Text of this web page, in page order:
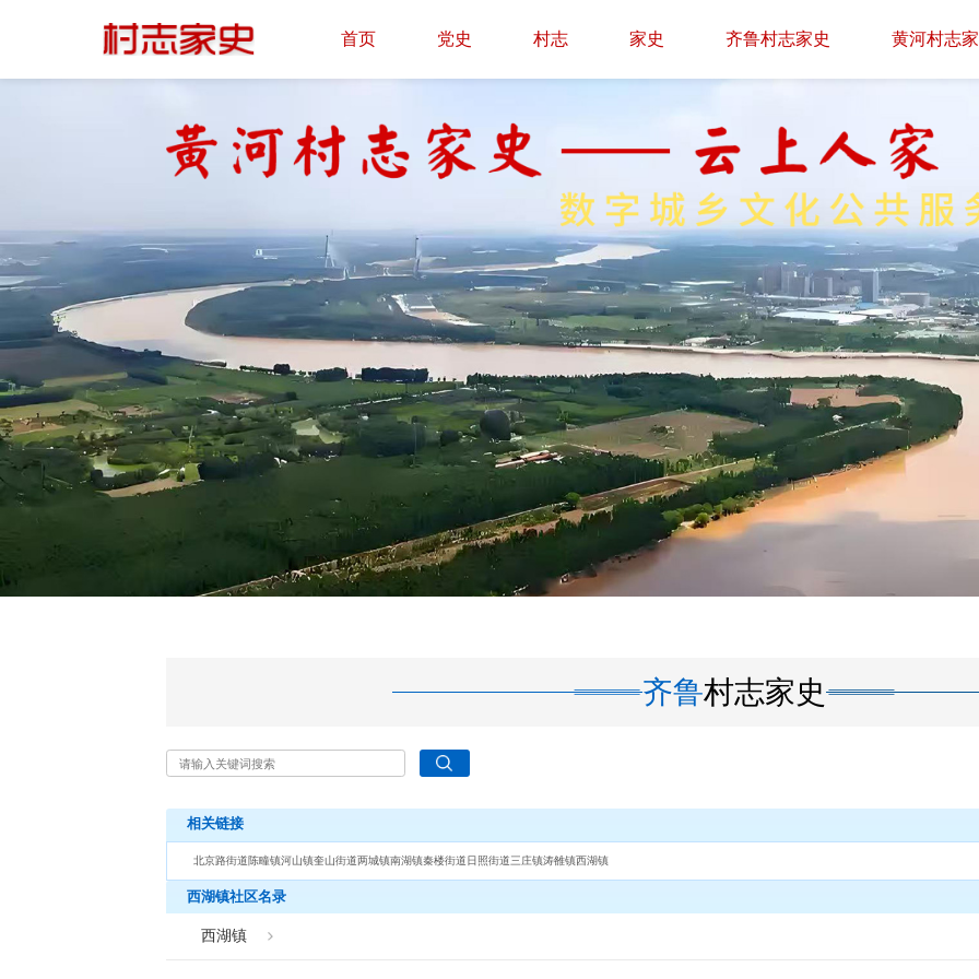
首页 党史 村志 家史 齐鲁村志家史 黄河村志
齐鲁村志家史
相关链接
北京路街道陈疃镇河山镇奎山街道两城镇南湖镇秦楼街道日照街道三庄镇涛雒镇西湖镇
西湖镇社区名录
西湖镇